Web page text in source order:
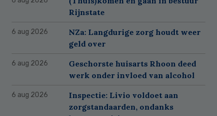
Rijnstate
6 aug 2026
NZa: Langdurige zorg houdt weer
geld over
6 aug 2026
Geschorste huisarts Rhoon deed
werk onder invloed van alcohol
6 aug 2026
Inspectie: Livio voldoet aan
zorgstandaarden, ondanks